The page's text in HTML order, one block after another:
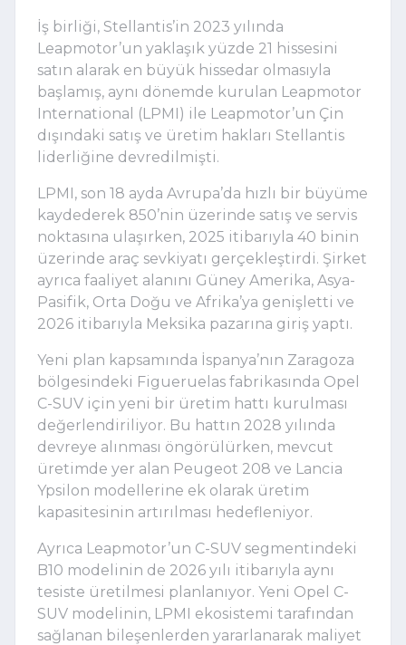
İş birliği, Stellantis’in 2023 yılında
Leapmotor’un yaklaşık yüzde 21 hissesini
satın alarak en büyük hissedar olmasıyla
başlamış, aynı dönemde kurulan Leapmotor
International
(LPMI) ile Leapmotor’un Çin
dışındaki satış ve üretim hakları Stellantis
liderliğine devredilmişti.
LPMI, son 18 ayda Avrupa’da hızlı bir büyüme
kaydederek 850’nin üzerinde satış ve servis
noktasına ulaşırken, 2025 itibarıyla 40 binin
üzerinde araç sevkiyatı gerçekleştirdi. Şirket
ayrıca faaliyet alanını Güney Amerika, Asya-
Pasifik, Orta Doğu ve Afrika’ya genişletti ve
2026 itibarıyla Meksika pazarına giriş yaptı.
Yeni plan kapsamında İspanya’nın Zaragoza
bölgesindeki Figueruelas fabrikasında Opel
C-SUV için yeni bir üretim hattı kurulması
değerlendiriliyor. Bu hattın 2028 yılında
devreye alınması öngörülürken, mevcut
üretimde yer alan Peugeot 208 ve Lancia
Ypsilon modellerine ek olarak üretim
kapasitesinin artırılması hedefleniyor.
Ayrıca Leapmotor’un C-SUV segmentindeki
B10 modelinin de 2026 yılı itibarıyla aynı
tesiste üretilmesi planlanıyor. Yeni Opel C-
SUV modelinin, LPMI ekosistemi tarafından
sağlanan bileşenlerden yararlanarak maliyet